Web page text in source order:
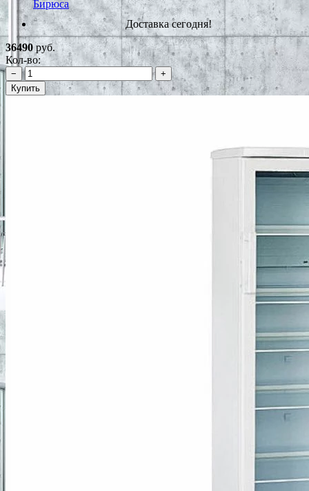
Бирюса
Доставка сегодня!
36490 руб.
Кол-во:
−
+
Купить